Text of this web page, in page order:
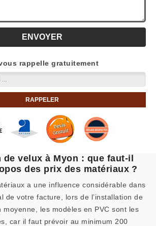
rappelle gratuitement
velux à Myon : que faut-il
des prix des matériaux ?
a une influence considérable dans
de votre facture, lors de l’installation de
moyenne, les modèles en PVC sont les
car il faut prévoir au minimum 200